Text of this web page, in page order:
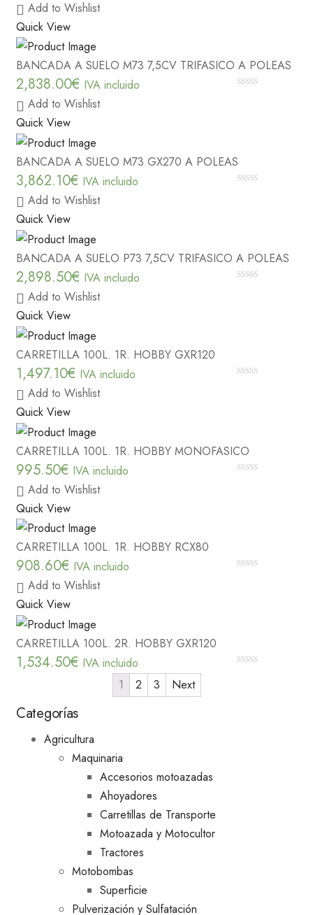
Add to Wishlist
Quick View
BANCADA A SUELO M73 7,5CV TRIFASICO A POLEAS
2,838.00€ IVA incluido
Add to Wishlist
Quick View
BANCADA A SUELO M73 GX270 A POLEAS
3,862.10€ IVA incluido
Add to Wishlist
Quick View
BANCADA A SUELO P73 7,5CV TRIFASICO A POLEAS
2,898.50€ IVA incluido
Add to Wishlist
Quick View
CARRETILLA 100L. 1R. HOBBY GXR120
1,497.10€ IVA incluido
Add to Wishlist
Quick View
CARRETILLA 100L. 1R. HOBBY MONOFASICO
995.50€ IVA incluido
Add to Wishlist
Quick View
CARRETILLA 100L. 1R. HOBBY RCX80
908.60€ IVA incluido
Add to Wishlist
Quick View
CARRETILLA 100L. 2R. HOBBY GXR120
1,534.50€ IVA incluido
1 2 3 Next
Categorías
Agricultura
Maquinaria
Accesorios motoazadas
Ahoyadores
Carretillas de Transporte
Motoazada y Motocultor
Tractores
Motobombas
Superficie
Pulverización y Sulfatación